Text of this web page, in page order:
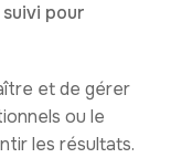
pour
et de gérer
ou le
les résultats.